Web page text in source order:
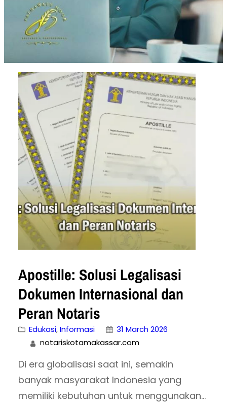
Apostille: Solusi Legalisasi
Dokumen Internasional dan
Peran Notaris
Edukasi, Informasi
31 March 2026
notariskotamakassar.com
Di era globalisasi saat ini, semakin
banyak masyarakat Indonesia yang
memiliki kebutuhan untuk menggunakan